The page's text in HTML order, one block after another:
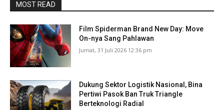
MOST READ
Film Spiderman Brand New Day: Move
On-nya Sang Pahlawan
Jumat, 31 Juli 2026 12:36 pm
Dukung Sektor Logistik Nasional, Bina
Pertiwi Pasok Ban Truk Triangle
Berteknologi Radial